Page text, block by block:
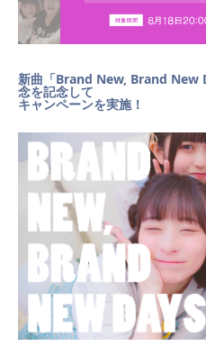
VIDEO
CONTACT
新曲「Brand New, Brand New
念を記念して
キャンペーンを実施！